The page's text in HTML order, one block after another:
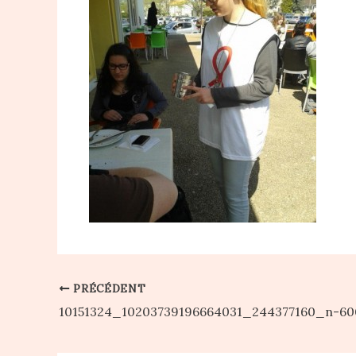
PRÉCÉDENT
10151324_10203739196664031_244377160_n-